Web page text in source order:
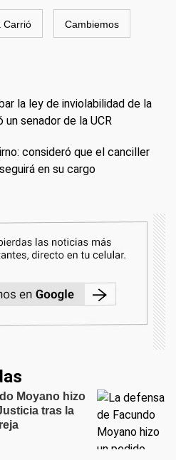
Carrió Cambiemos
la ley de inviolabilidad de la
senador de la UCR
consideró que el canciller
en su cargo
Moyano hizo
tras la